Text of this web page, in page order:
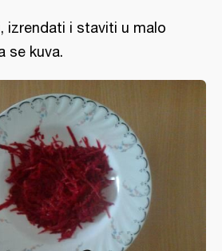
izrendati i staviti u malo
se kuva.